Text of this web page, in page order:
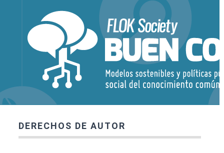
DERECHOS DE AUTOR